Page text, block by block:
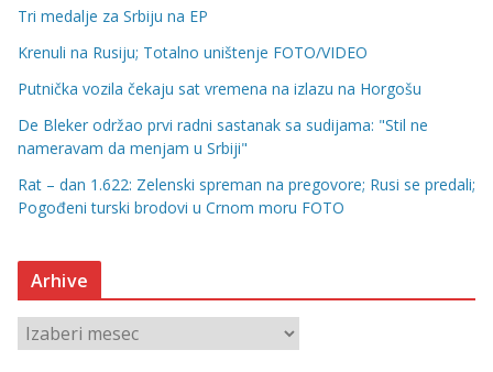
Tri medalje za Srbiju na EP
Krenuli na Rusiju; Totalno uništenje FOTO/VIDEO
Putnička vozila čekaju sat vremena na izlazu na Horgošu
De Bleker održao prvi radni sastanak sa sudijama: "Stil ne
nameravam da menjam u Srbiji"
Rat – dan 1.622: Zelenski spreman na pregovore; Rusi se predali;
Pogođeni turski brodovi u Crnom moru FOTO
Arhive
r